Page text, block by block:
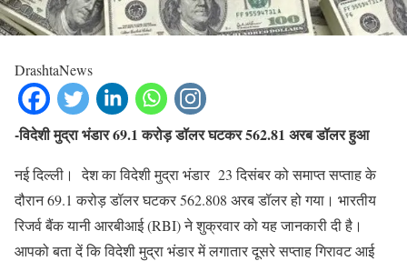
DrashtaNews
-विदेशी मुद्रा भंडार 69.1 करोड़ डॉलर घटकर 562.81 अरब डॉलर हुआ
नई दिल्ली। देश का विदेशी मुद्रा भंडार 23 दिसंबर को समाप्त सप्ताह के
दौरान 69.1 करोड़ डॉलर घटकर 562.808 अरब डॉलर हो गया। भारतीय
रिजर्व बैंक यानी आरबीआई (RBI) ने शुक्रवार को यह जानकारी दी है।
आपको बता दें कि विदेशी मुद्रा भंडार में लगातार दूसरे सप्ताह गिरावट आई